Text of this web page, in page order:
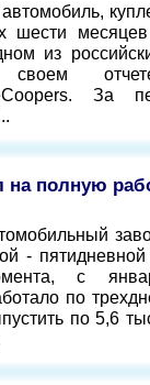
шести
из
отчете
За
на полную
-
с
по
по 5,6